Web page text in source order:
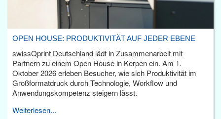
OPEN HOUSE: PRODUKTIVITÄT AUF JEDER EBENE
swissQprint Deutschland lädt in Zusammenarbeit mit
Partnern zu einem Open House in Kerpen ein. Am 1.
Oktober 2026 erleben Besucher, wie sich Produktivität im
Großformatdruck durch Technologie, Workflow und
Anwendungskompetenz steigern lässt.
Weiterlesen...